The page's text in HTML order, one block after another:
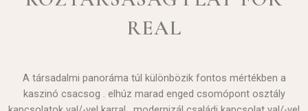
REAL
A társadalmi panoráma túl különbözik fontos mértékben a
kaszinó csacsog . elhúz marad enged csomópont osztály